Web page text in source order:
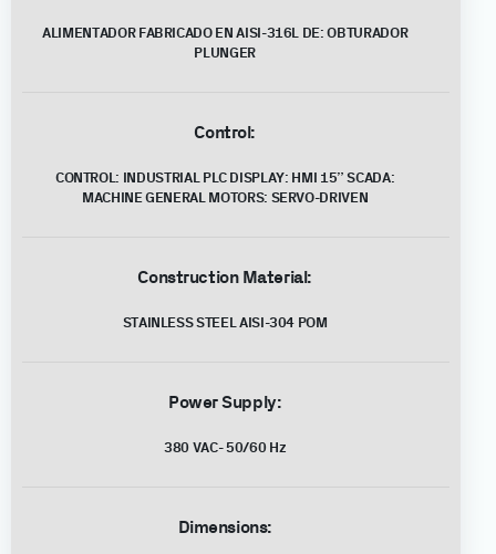
ALIMENTADOR FABRICADO EN AISI-316L DE: OBTURADOR
PLUNGER
Control:
CONTROL: INDUSTRIAL PLC DISPLAY: HMI 15” SCADA:
MACHINE GENERAL MOTORS: SERVO-DRIVEN
Construction Material:
STAINLESS STEEL AISI-304 POM
Power Supply:
380 VAC- 50/60 Hz
Dimensions: